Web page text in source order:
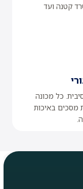
קטנה ועד
כל מכונה
מסכים באיכות